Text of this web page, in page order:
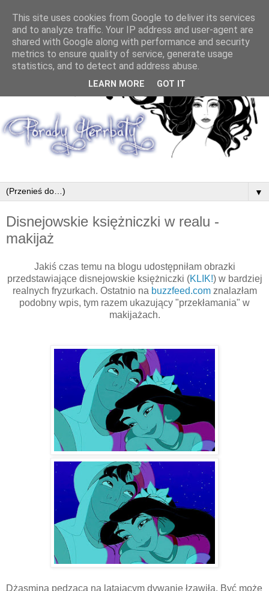
▼
Disnejowskie księżniczki w realu -
makijaż
Jakiś czas temu na blogu udostępniłam obrazki
przedstawiające disnejowskie księżniczki (KLIK!) w bardziej
realnych fryzurkach. Ostatnio na buzzfeed.comznalazłam
podobny wpis, tym razem ukazujący "przekłamania" w
makijażach.
Dżasmina pędząca na latającym dywanie łzawiła. Być może
This site uses cookies from Google to deliver its services
and to analyze traffic. Your IP address and user-agent are
shared with Google along with performance and security
metrics to ensure quality of service, generate usage
statistics, and to detect and address abuse.
LEARN MORE GOT IT